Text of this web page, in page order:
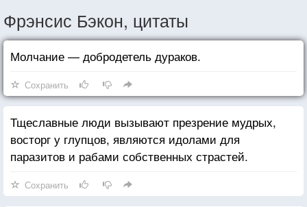
Фрэнсис Бэкон, цитаты
Молчание — добродетель дураков.
Сохранить
Тщеславные люди вызывают презрение мудрых,
восторг у глупцов, являются идолами для
паразитов и рабами собственных страстей.
Сохранить